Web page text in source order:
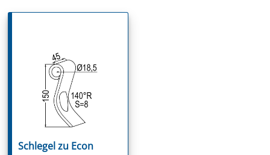
Schlegel zu Econ